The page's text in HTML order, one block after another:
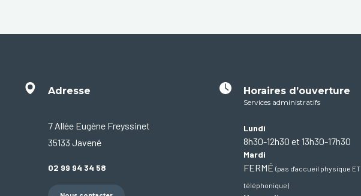
Adresse
7 Allée Eugène Freyssinet
35133 Javené
02 99 94 34 58
Horaires d’ouverture
Services administratifs
Lundi
8h30-12h30 et 13h30-17h30
Mardi
FERMÉ (pas d'accueil physique ET
téléphonique)